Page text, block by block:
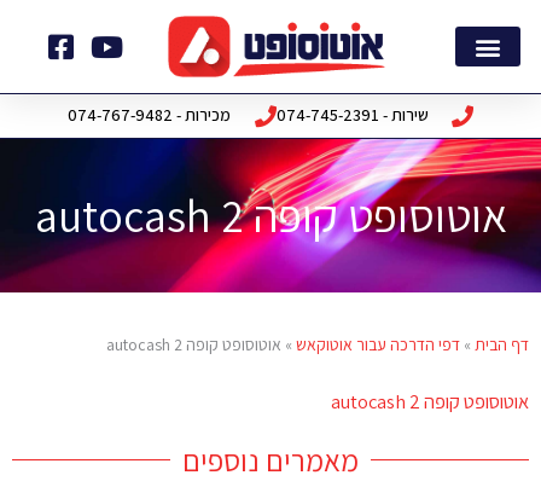
שירות - 074-745-2391 מכירות - 074-767-9482
אוטוסופט קופה autocash 2
דף הבית » דפי הדרכה עבור אוטוקאש » אוטוסופט קופה autocash 2
אוטוסופט קופה autocash 2
מאמרים נוספים